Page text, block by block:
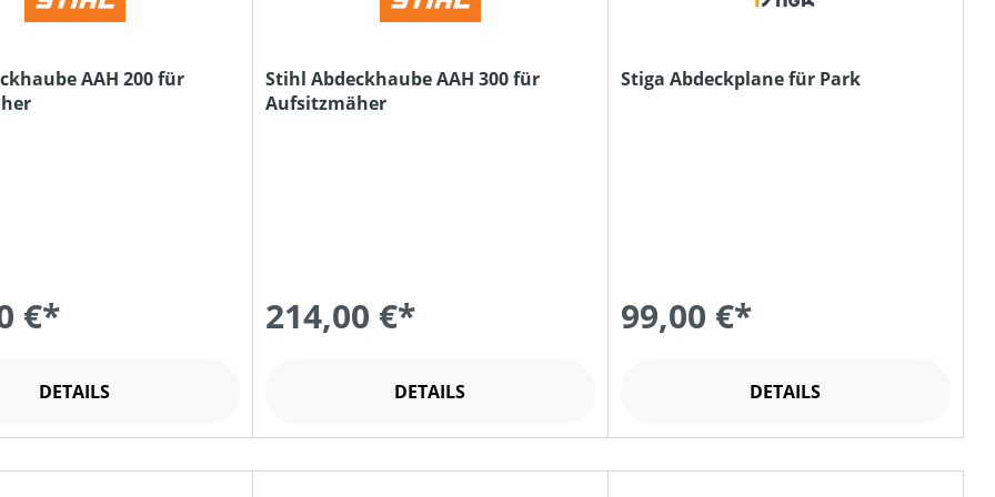
AAH 200 für
€*
DETAILS
Stihl Abdeckhaube AAH 300 für
Aufsitzmäher
214,00 €*
DETAILS
Stiga Abdeckplane für Park
99,00 €*
DETAILS